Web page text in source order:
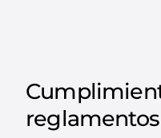
reglamentos